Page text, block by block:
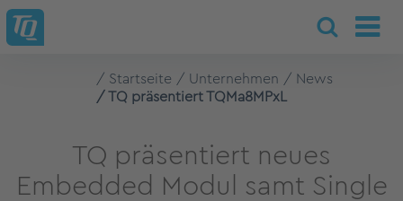
Startseite Unternehmen
News
TQ präsentiert TQMa8MPxL
TQ präsentiert neues
Embedded Modul samt Single